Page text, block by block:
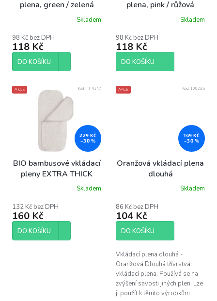
ů
plena, green / zelená
produktu
je
5,0
5
Skladem
98 Kč bez DPH
118 Kč
DO KOŠÍKU
plena, pink / růžová
produktu
je
5,0
5
Skladem
98 Kč bez DPH
118 Kč
DO KOŠÍKU
AKCE
229 KČ
–30 %
BIO bambusové vkládací
pleny EXTRA THICK
produktu
je
4,0
5
Skladem
132 Kč bez DPH
160 Kč
DO KOŠÍKU
Kód: TT 4147 AKCE
149 KČ
–30 %
Oranžová vkládací plena
dlouhá
Skladem
86 Kč bez DPH
104 Kč
DO KOŠÍKU
Vkládací plena dlouhá -
Oranžová Dlouhá třívrstvá
vkládací plena. Používá se na
zvýšení savosti jiných plen. Lze
ji použít k těmto výrobkům:...
Kód: 100235